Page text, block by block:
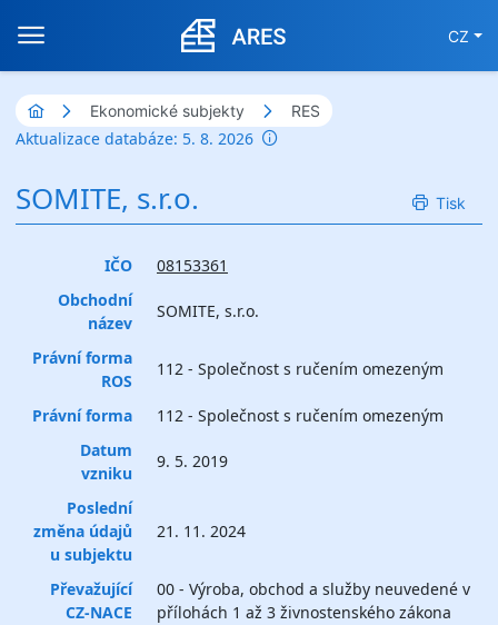
CZ
Ekonomické subjekty RES
Aktualizace databáze: 5. 8. 2026
SOMITE, s.r.o. Tisk
IČO
08153361
Obchodní
název
SOMITE, s.r.o.
Právní forma
ROS
112 - Společnost s ručením omezeným
Právní forma
112 - Společnost s ručením omezeným
Datum
vzniku
9. 5. 2019
Poslední
změna údajů
u subjektu
21. 11. 2024
Převažující
CZ-NACE
00 - Výroba, obchod a služby neuvedené v
přílohách 1 až 3 živnostenského zákona